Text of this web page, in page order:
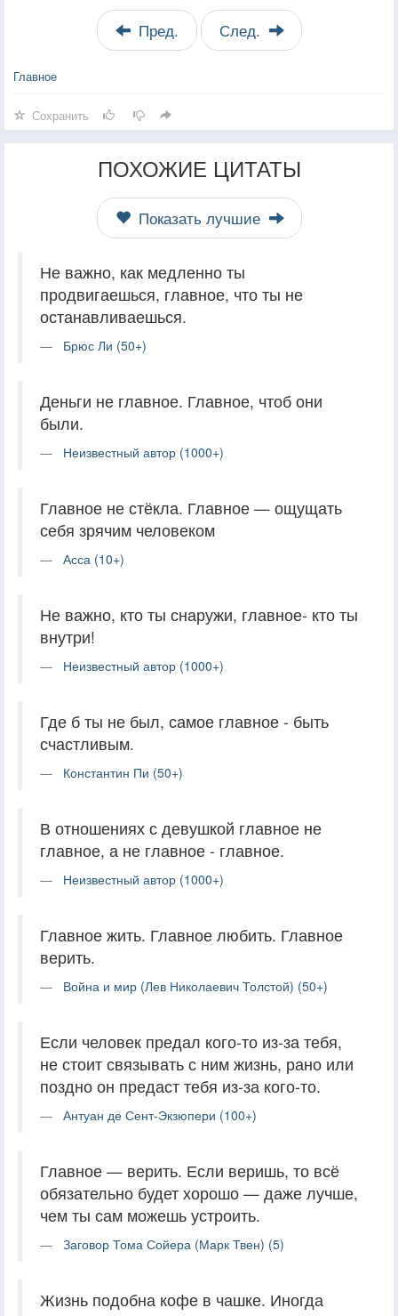
Пред. След.
Главное
Сохранить
ПОХОЖИЕ ЦИТАТЫ
Показать лучшие
Не важно, как медленно ты
продвигаешься, главное, что ты не
останавливаешься.
Брюс Ли (50+)
Деньги не главное. Главное, чтоб они
были.
Неизвестный автор (1000+)
Главное не стёкла. Главное — ощущать
себя зрячим человеком
Асса (10+)
Не важно, кто ты снаружи, главное- кто ты
внутри!
Неизвестный автор (1000+)
Где б ты не был, самое главное - быть
счастливым.
Константин Пи (50+)
В отношениях с девушкой главное не
главное, а не главное - главное.
Неизвестный автор (1000+)
Главное жить. Главное любить. Главное
верить.
Война и мир (Лев Николаевич Толстой) (50+)
Если человек предал кого-то из-за тебя,
не стоит связывать с ним жизнь, рано или
поздно он предаст тебя из-за кого-то.
Антуан де Сент-Экзюпери (100+)
Главное — верить. Если веришь, то всё
обязательно будет хорошо — даже лучше,
чем ты сам можешь устроить.
Заговор Тома Сойера (Марк Твен) (5)
Жизнь подобна кофе в чашке. Иногда